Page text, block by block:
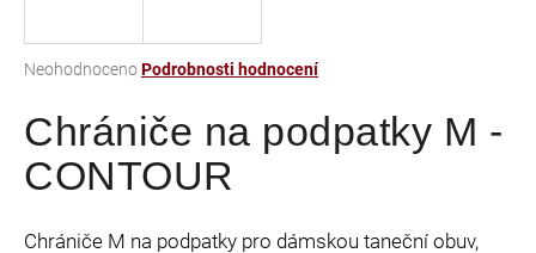
Průměrné
produktu
je
0,0
NeohodnocenoPodrobnosti hodnocení
Chrániče na podpatky M -
CONTOUR
Chrániče M na podpatky pro dámskou taneční obuv,
j
t
?